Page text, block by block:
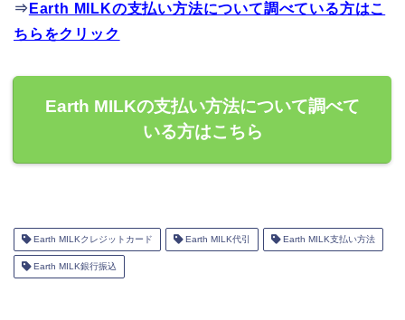
⇒ Earth MILKの支払い方法について調べている方はこ
ちらをクリック
Earth MILKの支払い方法について調べて
いる方はこちら
Earth MILKクレジットカード Earth MILK代引 Earth MILK支払い方法
Earth MILK銀行振込